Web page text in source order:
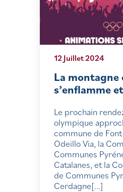
12 Juillet 2024
La montagne
s’enflamme
Le prochain
olympique
commune de
Odeillo Via, la
Communes
Catalanes, et la
de Communes
Cerdagne[...]